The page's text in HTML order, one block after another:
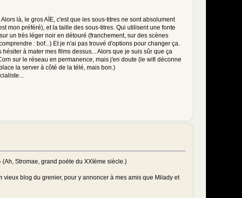
[\w%@:|-]+(?:\.[\w%-]+)*(?::\d+)?(?:/
closing tags.
=> '<"<', '&lt;' => '&lt;'));
[\w%@:|-]+(?:\.[\w%-]+)*(?::\d+)?(?:/
', microtime()));
&& stripos($message, 'http://') !== false && $smileys !== 'print' &&
là, le gros AÏE, c'est que les sous-titres ne sont absolument
mon préféré), et la taille des sous-titres. Qui utilisent une fonte
un très léger noir en détouré (franchement, sur des scènes
: bof...) Et je n'ai pas trouvé d'options pour changer ça.
à mater mes films dessus... Alors que je suis sûr que ça
sur le réseau en permanence, mais j'en doute (le wifi déconne
la server à côté de la télé, mais bon.)
Stromae, grand poète du XXIème siècle.)
blog du grenier, pour y annoncer à mes amis que Milady et